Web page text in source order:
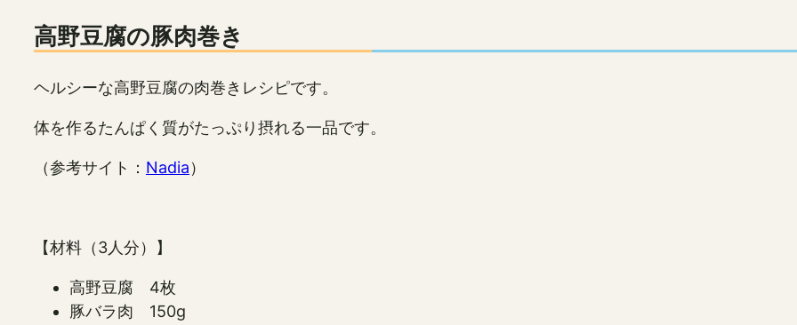
高野豆腐の豚肉巻き
ヘルシーな高野豆腐の肉巻きレシピです。
体を作るたんぱく質がたっぷり摂れる一品です。
（参考サイト： Nadia）
【材料（3人分）】
高野豆腐 4枚
豚バラ肉 150g